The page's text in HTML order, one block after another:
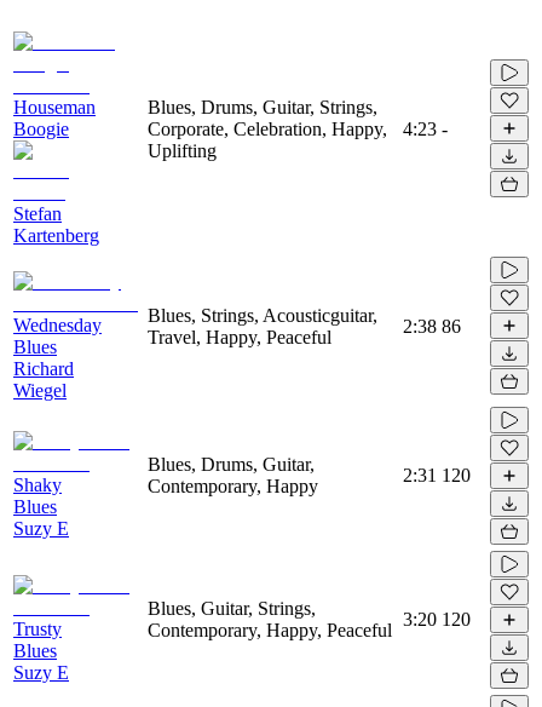
Houseman
Boogie
Stefan
Kartenberg
Blues, Drums, Guitar, Strings,
Corporate, Celebration, Happy,
Uplifting
4:23 -
Wednesday
Blues
Richard
Wiegel
Blues, Strings, Acousticguitar,
Travel, Happy, Peaceful
2:38 86
Shaky
Blues
Suzy E
Blues, Drums, Guitar,
Contemporary, Happy
2:31 120
Trusty
Blues
Suzy E
Blues, Guitar, Strings,
Contemporary, Happy, Peaceful
3:20 120